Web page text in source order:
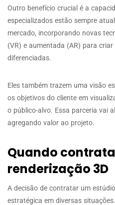
Outro benefício crucial é a
especializados estão sempre
mercado, incorporando novas
(VR) e aumentada (AR) para
diferenciadas.
Eles também trazem uma visão
os objetivos do cliente em
o público-alvo. Essa parceria vai
agregando valor ao projeto.
Quando
renderização 3D
A decisão de contratar um
estratégica em diversas